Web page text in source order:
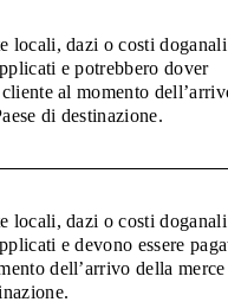
locali, dazi o costi doganali
e potrebbero dover
al momento
di destinazione.
locali, dazi o costi doganali
e devono essere
dell’arrivo della merce